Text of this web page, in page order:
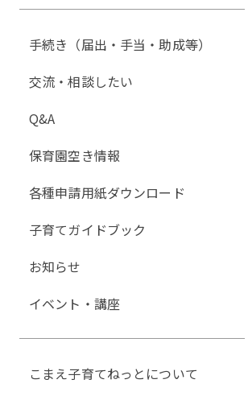
手続き（届出・手当・助成等）
交流・相談したい
Q&A
保育園空き情報
各種申請用紙ダウンロード
子育てガイドブック
お知らせ
イベント・講座
こまえ子育てねっとについて